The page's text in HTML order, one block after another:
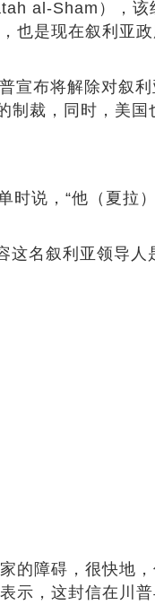
al-Sham），
也是现在叙利亚
布将解除对叙
裁，同时，美
说，“他（夏拉
名叙利亚领导
障碍，很快地
示，这封信在川普